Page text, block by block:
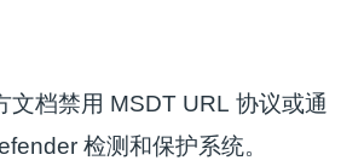
文档禁用 MSDT URL 协议或通
检测和保护系统。